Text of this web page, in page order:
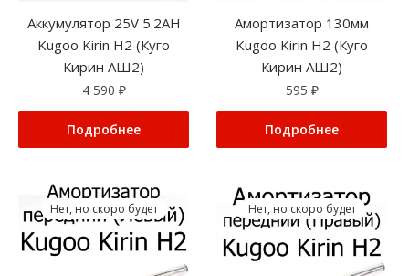
Аккумулятор 25V 5.2AH
Kugoo Kirin H2 (Куго
Кирин АШ2)
4 590 ₽
Подробнее
Амортизатор 130мм
Kugoo Kirin H2 (Куго
Кирин АШ2)
595 ₽
Подробнее
Нет, но скоро будет Нет, но скоро будет